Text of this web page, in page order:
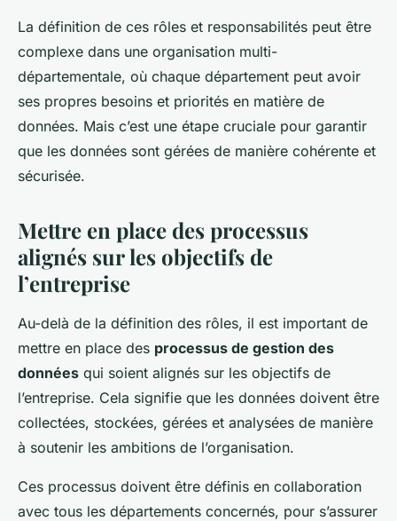
La définition de ces rôles et responsabilités peut être
complexe dans une organisation multi-
départementale, où chaque département peut avoir
ses propres besoins et priorités en matière de
données. Mais c’est une étape cruciale pour garantir
que les données sont gérées de manière cohérente et
sécurisée.
Mettre en place des processus
alignés sur les objectifs de
l’entreprise
Au-delà de la définition des rôles, il est important de
mettre en place des processus de gestion des
données qui soient alignés sur les objectifs de
l’entreprise. Cela signifie que les données doivent être
collectées, stockées, gérées et analysées de manière
à soutenir les ambitions de l’organisation.
Ces processus doivent être définis en collaboration
avec tous les départements concernés, pour s’assurer